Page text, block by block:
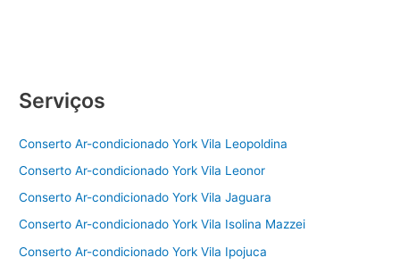
Serviços
Conserto Ar-condicionado York Vila Leopoldina
Conserto Ar-condicionado York Vila Leonor
Conserto Ar-condicionado York Vila Jaguara
Conserto Ar-condicionado York Vila Isolina Mazzei
Conserto Ar-condicionado York Vila Ipojuca